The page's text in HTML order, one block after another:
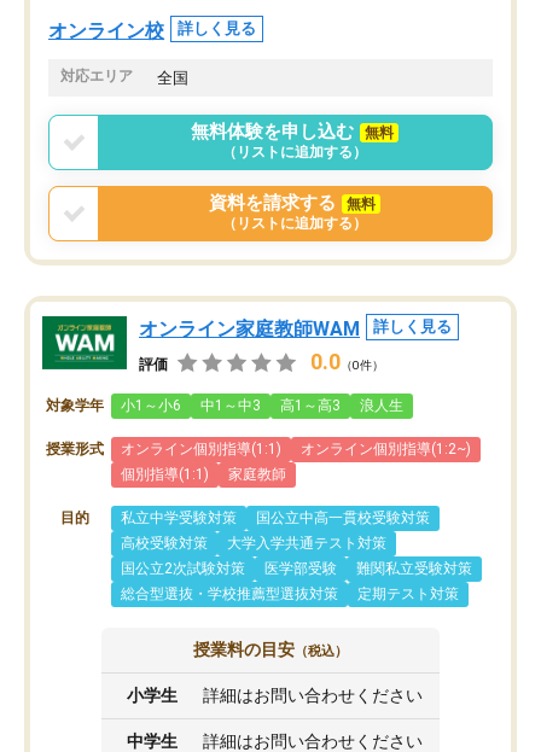
オンライン校 詳しく見る
対応エリア 全国
無料体験を申し込む
無料
（リストに追加する）
資料を請求する
無料
（リストに追加する）
オンライン家庭教師WAM 詳しく見る
評価 0.0 （0件）
対象学年 小1～小6 中1～中3 高1～高3 浪人生
授業形式 オンライン個別指導(1:1)
オンライン個別指導(1:2~)
個別指導(1:1)
家庭教師
目的 私立中学受験対策
国公立中高一貫校受験対策
高校受験対策
大学入学共通テスト対策
国公立2次試験対策
医学部受験
難関私立受験対策
総合型選抜・学校推薦型選抜対策
定期テスト対策
授業料の目安 （税込）
小学生 詳細はお問い合わせください
中学生 詳細はお問い合わせください